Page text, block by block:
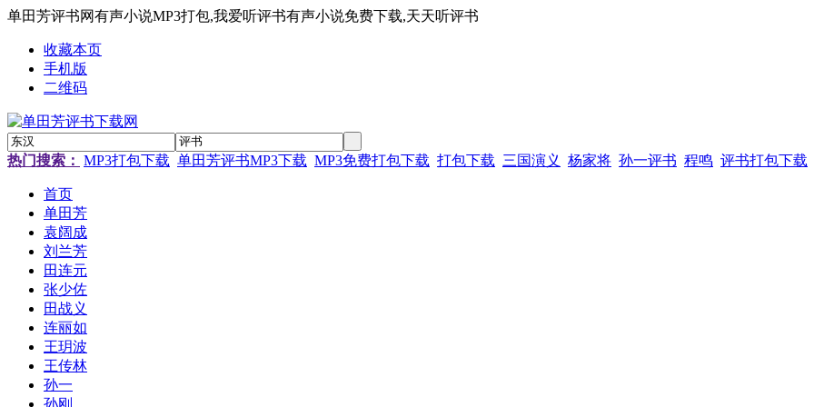
单田芳评书网有声小说MP3打包,我爱听评书有声小说免费下载,天天听评书
收藏本页
手机版
二维码
热门搜索： MP3打包下载 单田芳评书MP3下载 MP3免费打包下载 打包下载 三国演义 杨家将 孙一评书 程鸣 评书打包下载
首页
单田芳
袁阔成
刘兰芳
田连元
张少佐
田战义
连丽如
王玥波
王传林
孙一
孙刚